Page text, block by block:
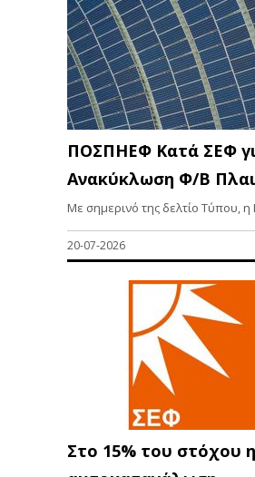
ΠΟΣΠΗΕΦ Κατά ΣΕΦ
Ανακύκλωση Φ/Β
Με σημερινό της δελτίο Τύπου, η
20-07-2026
Στο 15% του στόχου η